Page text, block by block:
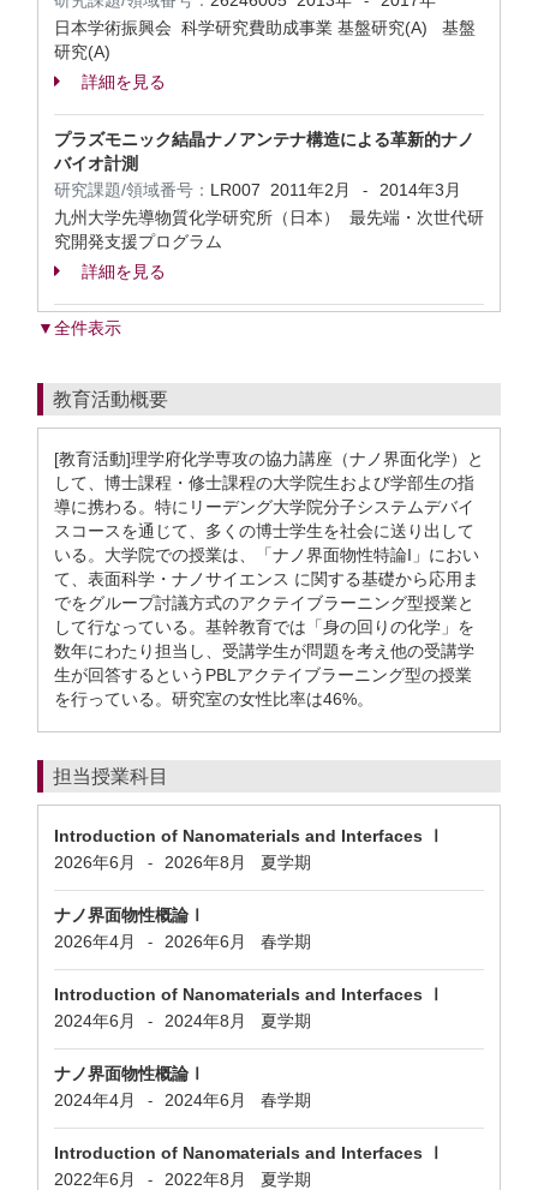
日本学術振興会 科学研究費助成事業 基盤研究(A) 基盤
研究(A)
詳細を見る
プラズモニック結晶ナノアンテナ構造による革新的ナノ
バイオ計測
研究課題/領域番号： LR007 2011年2月 -
2014年3月
九州大学先導物質化学研究所（日本） 最先端・次世代研
究開発支援プログラム
詳細を見る
▼全件表示
教育活動概要
[教育活動]理学府化学専攻の協力講座（ナノ界面化学）と
して、博士課程・修士課程の大学院生および学部生の指
導に携わる。特にリーデング大学院分子システムデバイ
スコースを通じて、多くの博士学生を社会に送り出して
いる。大学院での授業は、「ナノ界面物性特論I」におい
て、表面科学・ナノサイエンス に関する基礎から応用ま
でをグループ討議方式のアクテイブラーニング型授業と
して行なっている。基幹教育では「身の回りの化学」を
数年にわたり担当し、受講学生が問題を考え他の受講学
生が回答するというPBLアクテイブラーニング型の授業
を行っている。研究室の女性比率は46%。
担当授業科目
Introduction of Nanomaterials and Interfaces Ⅰ
2026年6月
- 2026年8月 夏学期
ナノ界面物性概論Ⅰ
2026年4月
- 2026年6月 春学期
Introduction of Nanomaterials and Interfaces Ⅰ
2024年6月
- 2024年8月 夏学期
ナノ界面物性概論Ⅰ
2024年4月
- 2024年6月 春学期
Introduction of Nanomaterials and Interfaces Ⅰ
2022年6月
- 2022年8月 夏学期